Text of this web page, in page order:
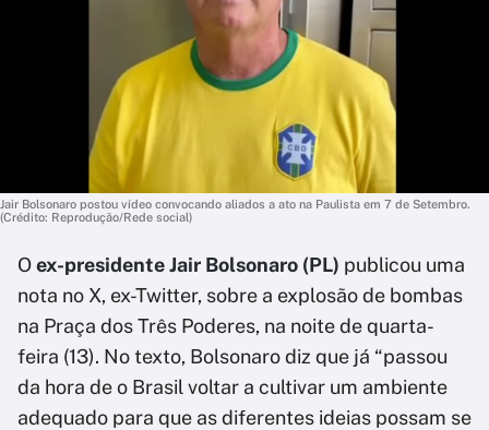
Jair Bolsonaro postou vídeo convocando aliados a ato na Paulista em 7 de Setembro.
(Crédito: Reprodução/Rede social)
Oex-presidente Jair Bolsonaro (PL) publicou uma
nota no X, ex-Twitter, sobre a explosão de bombas
na Praça dos Três Poderes, na noite de quarta-
feira (13). No texto, Bolsonaro diz que já “passou
da hora de o Brasil voltar a cultivar um ambiente
adequado para que as diferentes ideias possam se